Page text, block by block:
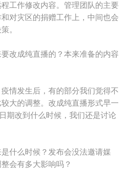
工作修改内容。管理团队的主要
对灾区的捐赠工作上，中间也会
。
改成纯直播的？本来准备的内容
情发生后，有的部分我们觉得不
大的调整。改成纯直播形式早一
期改到什么时候，我们还是讨论
什么时候？发布会没法邀请媒
会有多大影响吗？